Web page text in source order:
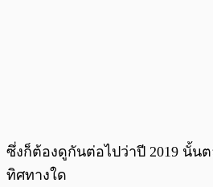
ซึ่งก็ต้องดูกันต่อไปว่าปี 2019 นั้น
ทิศทางใด